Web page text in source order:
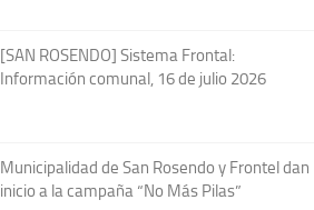
[SAN ROSENDO] Sistema Frontal:
Información comunal, 16 de julio 2026
Municipalidad de San Rosendo y Frontel dan
inicio a la campaña “No Más Pilas”